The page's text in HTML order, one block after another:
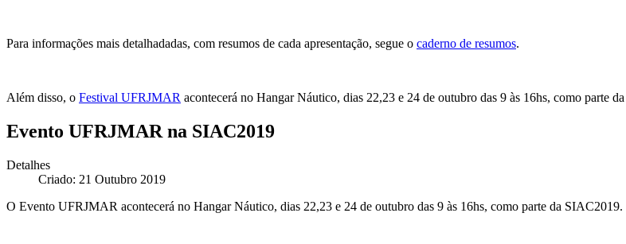
Para informações mais detalhadadas, com resumos de cada apresentação, segue o caderno de resumos.
Além disso, o Festival UFRJMAR acontecerá no Hangar Náutico, dias 22,23 e 24 de outubro das 9 às 16hs, como parte
Evento UFRJMAR na SIAC2019
Detalhes
Criado: 21 Outubro 2019
O Evento UFRJMAR acontecerá no Hangar Náutico, dias 22,23 e 24 de outubro das 9 às 16hs, como parte da SIAC2019.